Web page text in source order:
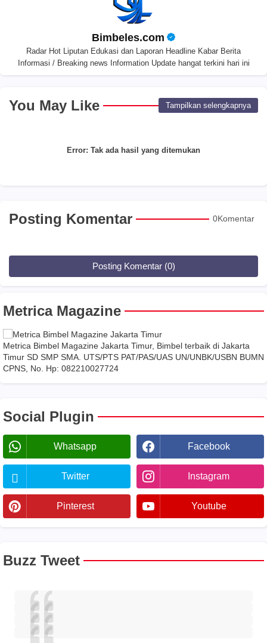
Bimbeles.com
Radar Hot Liputan Edukasi dan Laporan Headline Kabar Berita
Informasi / Breaking news Information Update hangat terkini hari ini
You May Like Tampilkan selengkapnya
Error: Tak ada hasil yang ditemukan
Posting Komentar 0Komentar
Posting Komentar (0)
Metrica Magazine
Metrica Bimbel Magazine Jakarta Timur, Bimbel terbaik di Jakarta
Timur SD SMP SMA. UTS/PTS PAT/PAS/UAS UN/UNBK/USBN BUMN
CPNS, No. Hp: 082210027724
Social Plugin
Whatsapp Facebook
Twitter Instagram
Pinterest Youtube
Buzz Tweet